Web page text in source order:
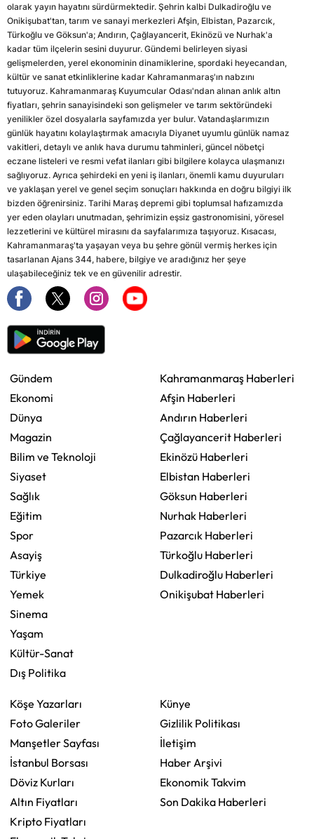
olarak yayın hayatını sürdürmektedir. Şehrin kalbi Dulkadiroğlu ve
Onikişubat'tan, tarım ve sanayi merkezleri Afşin, Elbistan, Pazarcık,
Türkoğlu ve Göksun'a; Andırın, Çağlayancerit, Ekinözü ve Nurhak'a
kadar tüm ilçelerin sesini duyurur. Gündemi belirleyen siyasi
gelişmelerden, yerel ekonominin dinamiklerine, spordaki heyecandan,
kültür ve sanat etkinliklerine kadar Kahramanmaraş'ın nabzını
tutuyoruz. Kahramanmaraş Kuyumcular Odası'ndan alınan anlık altın
fiyatları, şehrin sanayisindeki son gelişmeler ve tarım sektöründeki
yenilikler özel dosyalarla sayfamızda yer bulur. Vatandaşlarımızın
günlük hayatını kolaylaştırmak amacıyla Diyanet uyumlu günlük namaz
vakitleri, detaylı ve anlık hava durumu tahminleri, güncel nöbetçi
eczane listeleri ve resmi vefat ilanları gibi bilgilere kolayca ulaşmanızı
sağlıyoruz. Ayrıca şehirdeki en yeni iş ilanları, önemli kamu duyuruları
ve yaklaşan yerel ve genel seçim sonuçları hakkında en doğru bilgiyi ilk
bizden öğrenirsiniz. Tarihi Maraş depremi gibi toplumsal hafızamızda
yer eden olayları unutmadan, şehrimizin eşsiz gastronomisini, yöresel
lezzetlerini ve kültürel mirasını da sayfalarımıza taşıyoruz. Kısacası,
Kahramanmaraş'ta yaşayan veya bu şehre gönül vermiş herkes için
tasarlanan Ajans 344, habere, bilgiye ve aradığınız her şeye
ulaşabileceğiniz tek ve en güvenilir adrestir.
Gündem
Ekonomi
Dünya
Magazin
Bilim ve Teknoloji
Siyaset
Sağlık
Eğitim
Spor
Asayiş
Türkiye
Yemek
Sinema
Yaşam
Kültür-Sanat
Dış Politika
Kahramanmaraş Haberleri
Afşin Haberleri
Andırın Haberleri
Çağlayancerit Haberleri
Ekinözü Haberleri
Elbistan Haberleri
Göksun Haberleri
Nurhak Haberleri
Pazarcık Haberleri
Türkoğlu Haberleri
Dulkadiroğlu Haberleri
Onikişubat Haberleri
Köşe Yazarları
Foto Galeriler
Manşetler Sayfası
İstanbul Borsası
Döviz Kurları
Altın Fiyatları
Kripto Fiyatları
Künye
Gizlilik Politikası
İletişim
Haber Arşivi
Ekonomik Takvim
Son Dakika Haberleri